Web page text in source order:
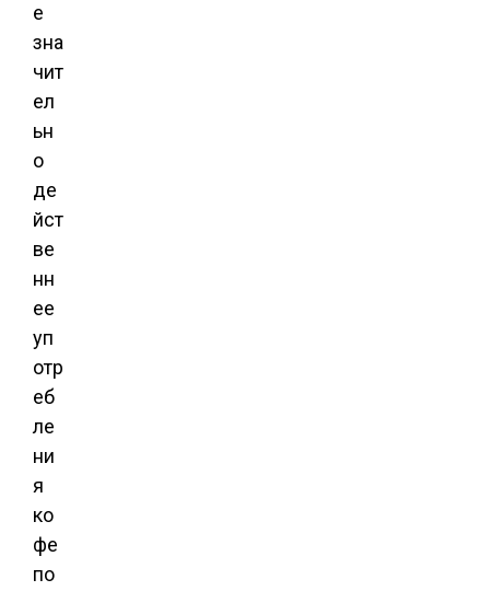
е
зна
чит
ел
ьн
о
де
йст
ве
нн
ее
уп
отр
еб
ле
ни
я
ко
фе
по